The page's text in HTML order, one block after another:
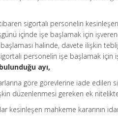
sigortalı personelin
içinde işe başlamak için
halinde, davete ilişkin
personelin işe başlamak için
ayı,
göre görevlerine iade edilen
düzenlenmesi gereken ek
kesinleşen mahkeme kararının